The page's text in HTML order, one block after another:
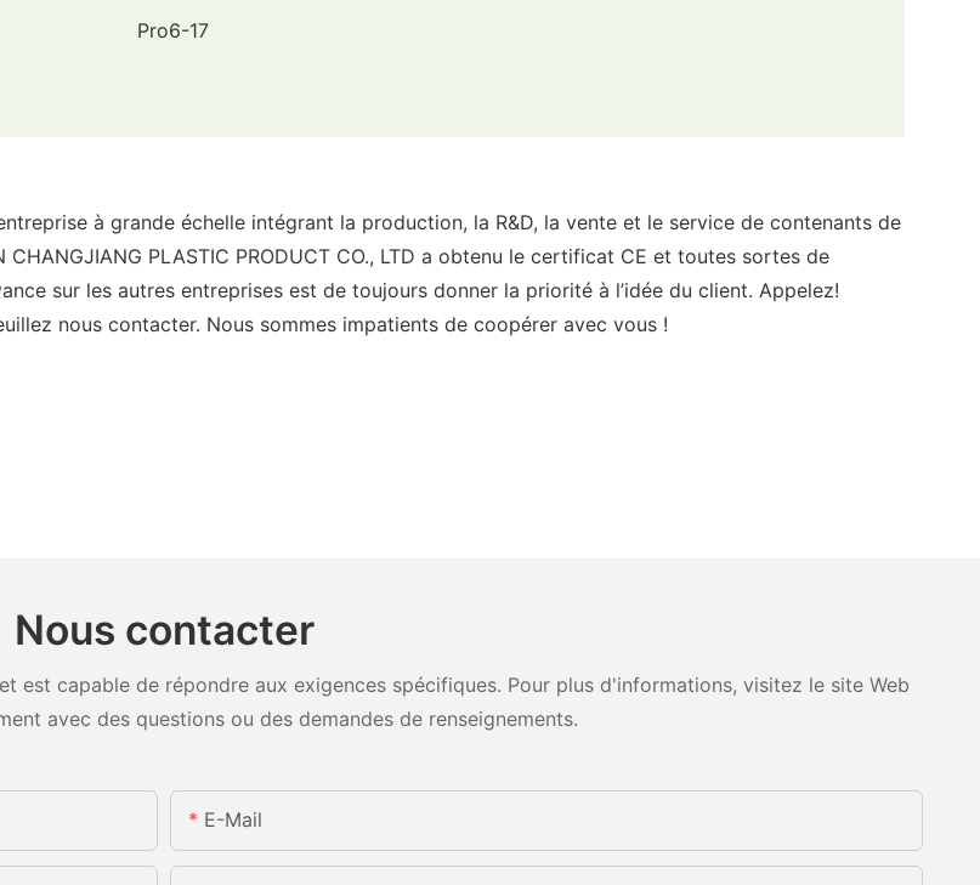
à grande échelle intégrant la production, la R&D, la vente et le service de contenants de
PLASTIC PRODUCT CO., LTD a obtenu le certificat CE et toutes sortes de
sur les autres entreprises est de toujours donner la priorité à l’idée du client. Appelez!
nous contacter. Nous sommes impatients de coopérer avec vous !
Nous contacter
est capable de répondre aux exigences spécifiques. Pour plus d'informations, visitez le site Web
avec des questions ou des demandes de renseignements.
E-Mail